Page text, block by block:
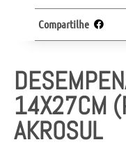
14X27CM
AKROSUL
Compartilhe